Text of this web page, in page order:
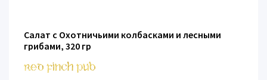
Салат с Охотничьими колбасками и лесными
грибами, 320 гр